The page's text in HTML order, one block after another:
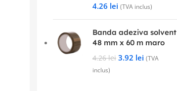
4.26 lei (TVA inclus)
Banda adeziva solvent
48 mm x 60 m maro
4.26lei 3.92 lei (TVA
inclus)